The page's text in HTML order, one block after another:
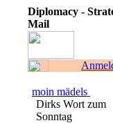
Diplomacy -
Mail
moin mädels
Dirks Wort zum
Sonntag